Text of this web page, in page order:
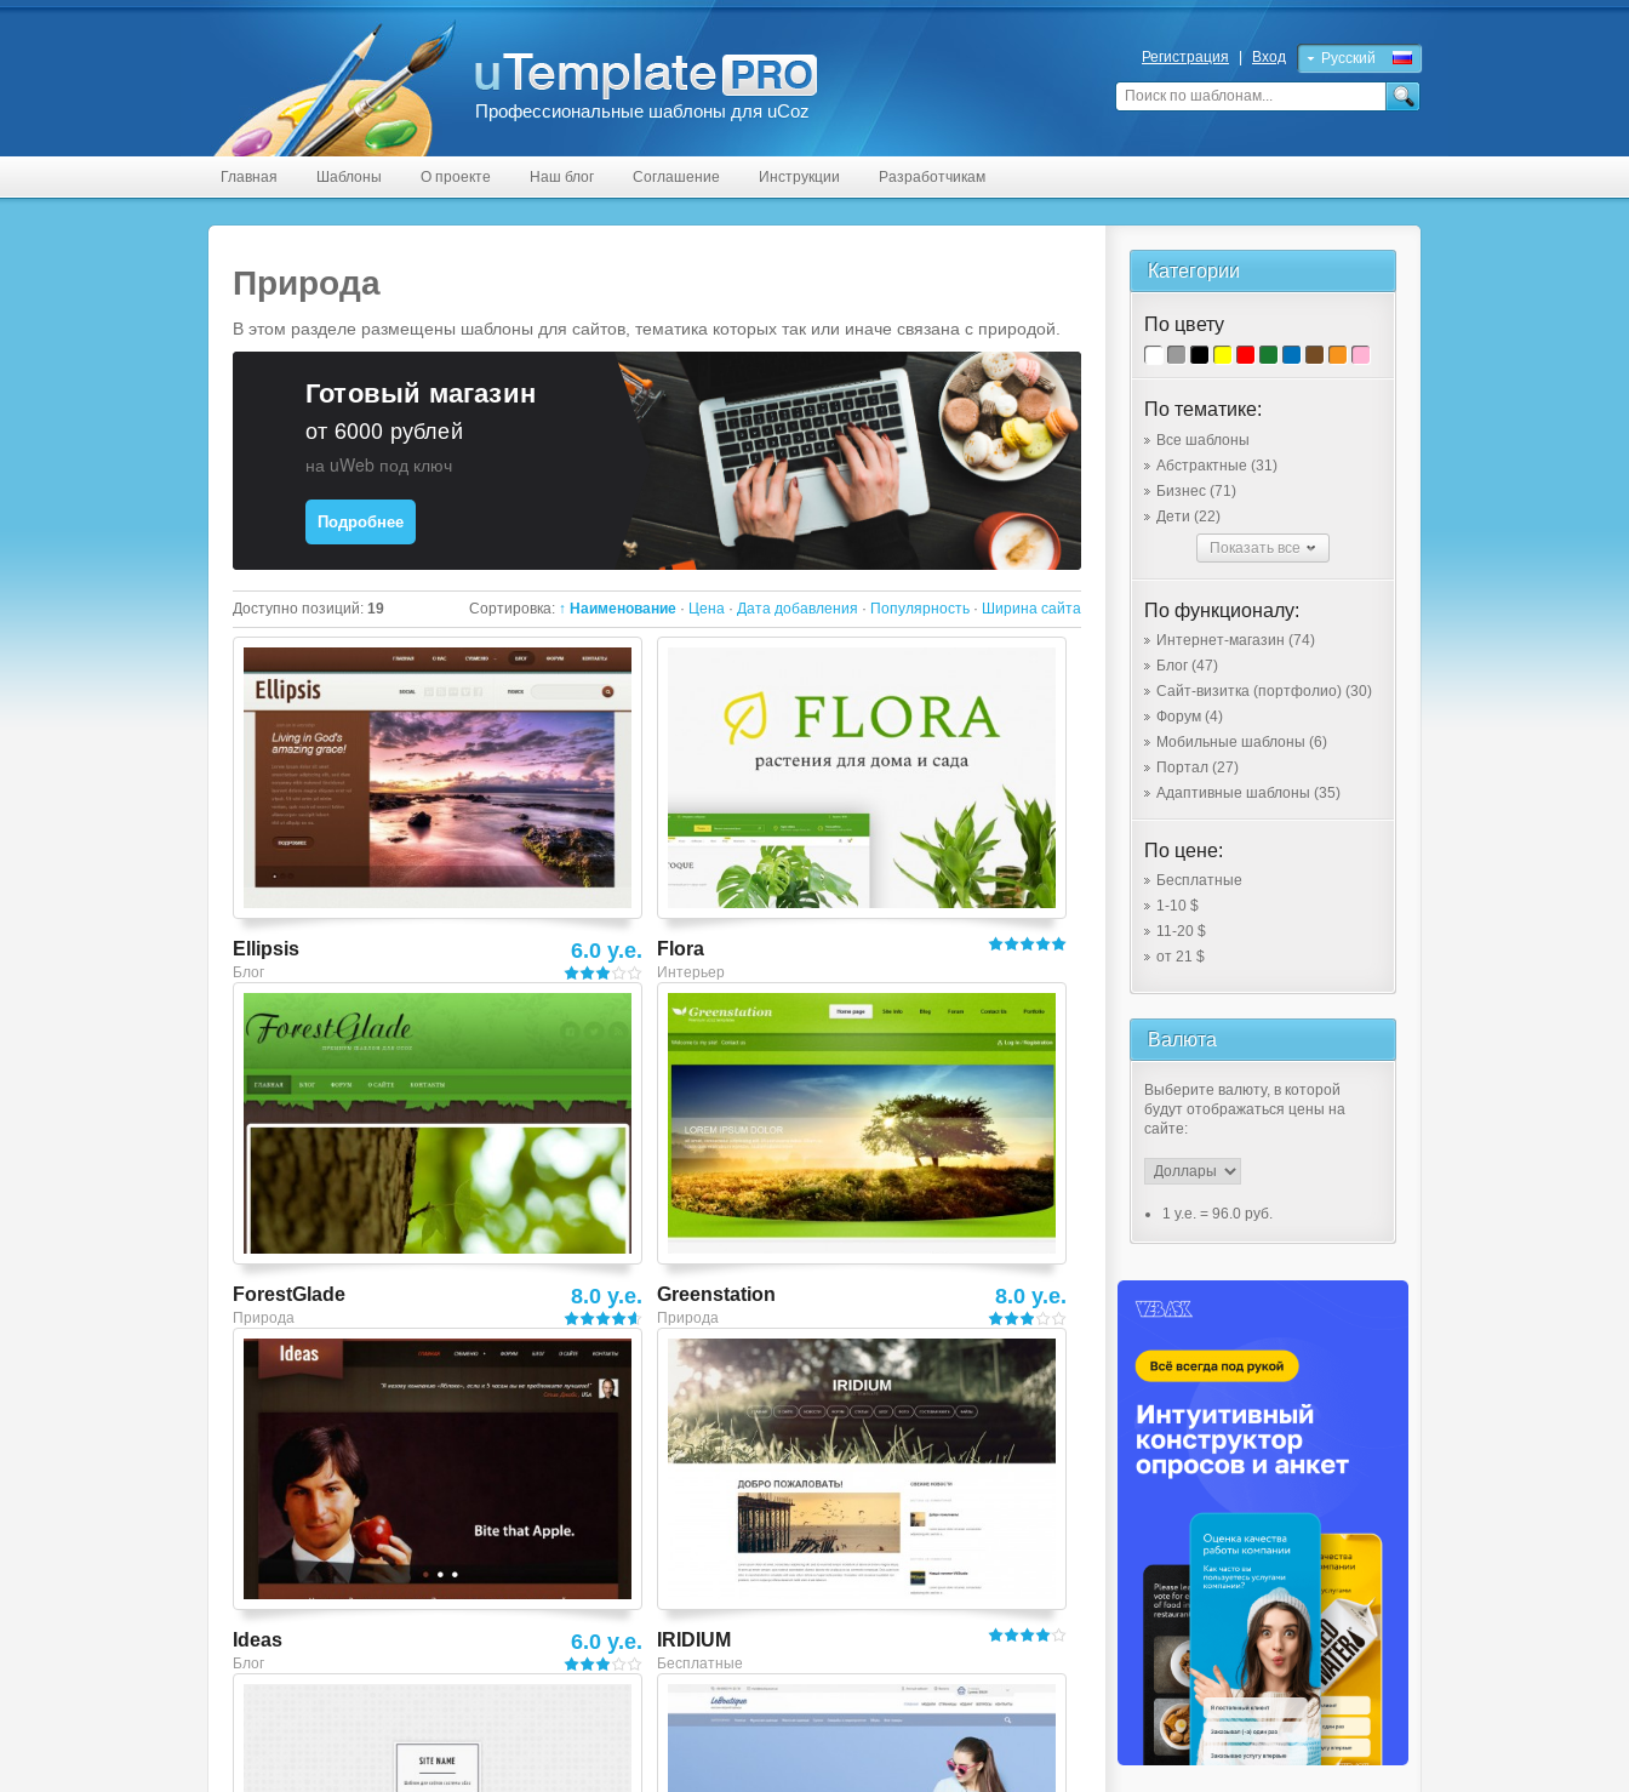
Профессиональные шаблоны для uCoz
Русский
English
Регистрация Вход
Главная Шаблоны О проекте Наш блог Соглашение Инструкции Разработчикам
Природа
В этом разделе размещены шаблоны для сайтов, тематика которых так или иначе связана с природой.
Готовый магазин
от 6000 рублей
на uWeb под ключ
Подробнее
Доступно позиций: 19 Сортировка: ↑ Наименование · Цена · Дата добавления · Популярность · Ширина сайта
Смотреть шаблон
Ellipsis
Блог
6.0 y.e. Flora
Интерьер
ForestGlade
Природа
8.0 y.e.
Смотреть шаблон
Greenstation
Природа
8.0 y.e.
Смотреть шаблон
Ideas
Блог
6.0 y.e.
Смотреть шаблон
IRIDIUM
Бесплатные
Смотреть шаблон
Категории
По цвету
По тематике:
Все шаблоны
Абстрактные (31)
Бизнес (71)
Дети (22)
Показать все
По функционалу:
Интернет-магазин (74)
Блог (47)
Сайт-визитка (портфолио) (30)
Форум (4)
Мобильные шаблоны (6)
Портал (27)
Адаптивные шаблоны (35)
По цене:
Бесплатные
1-10 $
11-20 $
от 21 $
Валюта
Выберите валюту, в которой
будут отображаться цены на
сайте:
1 y.e. = 96.0 руб.